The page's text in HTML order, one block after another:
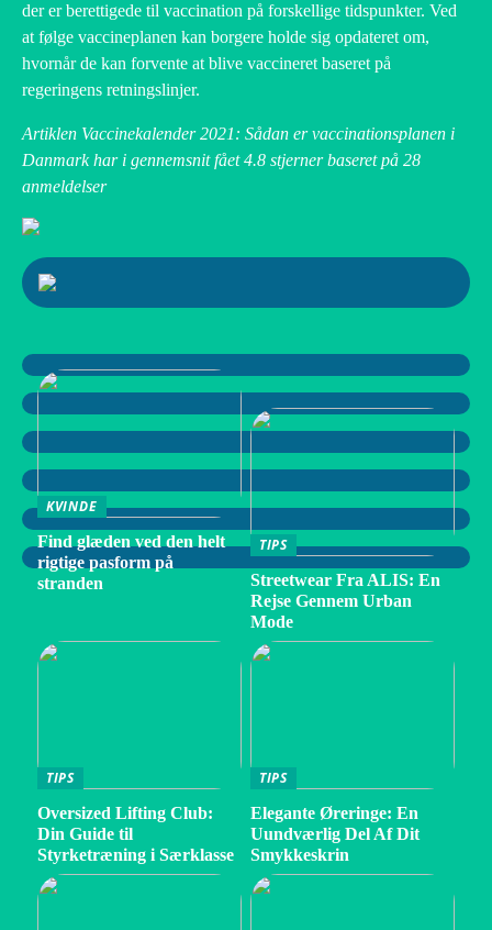
der er berettigede til vaccination på forskellige tidspunkter. Ved
at følge vaccineplanen kan borgere holde sig opdateret om,
hvornår de kan forvente at blive vaccineret baseret på
regeringens retningslinjer.
Artiklen Vaccinekalender 2021: Sådan er vaccinationsplanen i
Danmark har i gennemsnit fået4.8 stjerner baseret på 28
anmeldelser
KVINDE
Find glæden ved den helt
rigtige pasform på
stranden
TIPS
Streetwear Fra ALIS: En
Rejse Gennem Urban
Mode
TIPS
Oversized Lifting Club:
Din Guide til
Styrketræning i Særklasse
TIPS
Elegante Øreringe: En
Uundværlig Del Af Dit
Smykkeskrin